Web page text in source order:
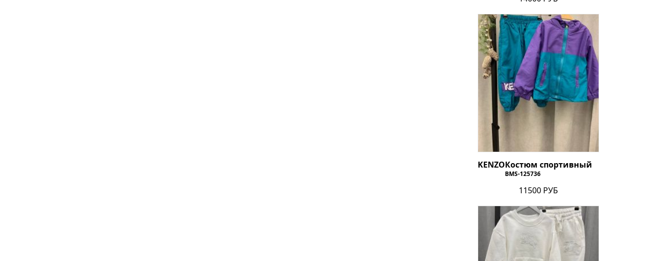
Костюм спортивный
KENZO
BMS-125736
11500 РУБ